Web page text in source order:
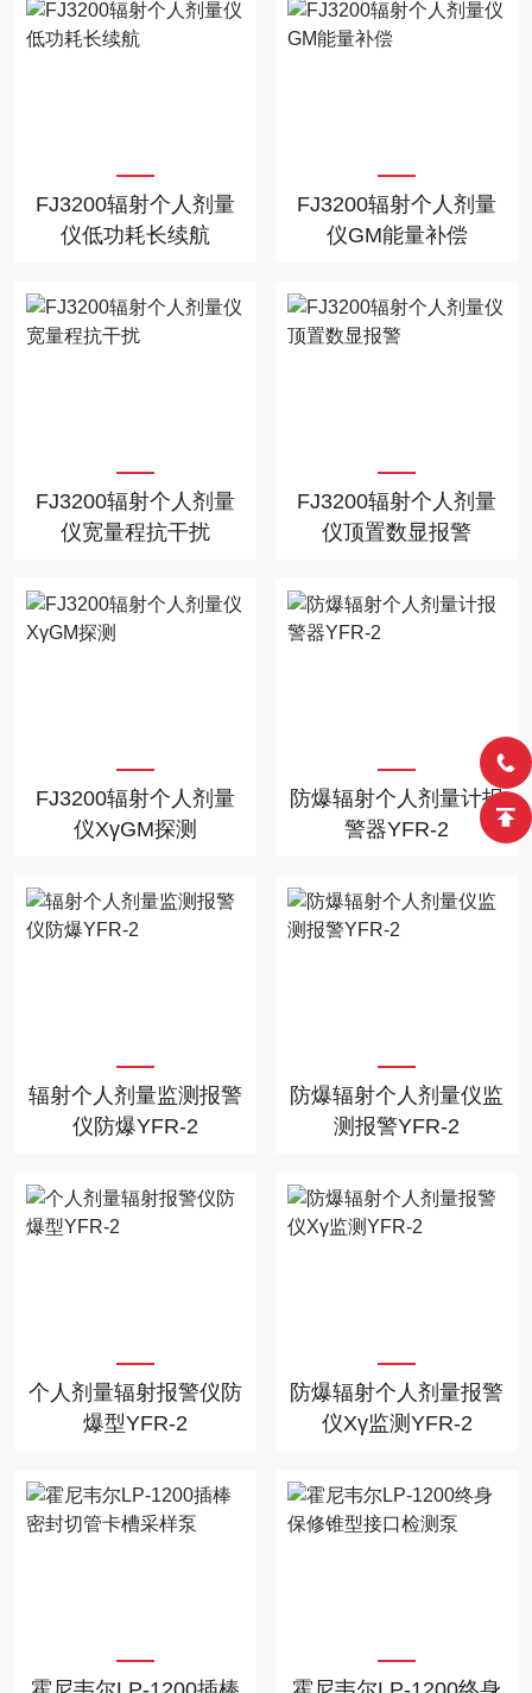
FJ3200辐射个人剂量
仪低功耗长续航
FJ3200辐射个人剂量
仪GM能量补偿
FJ3200辐射个人剂量
仪宽量程抗干扰
FJ3200辐射个人剂量
仪顶置数显报警
FJ3200辐射个人剂量
仪XγGM探测
防爆辐射个人剂量计报
警器YFR-2
辐射个人剂量监测报警
仪防爆YFR-2
防爆辐射个人剂量仪监
测报警YFR-2
个人剂量辐射报警仪防
爆型YFR-2
防爆辐射个人剂量报警
仪Xγ监测YFR-2